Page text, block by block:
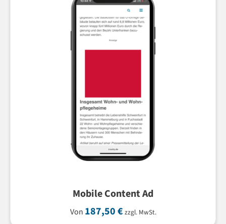
Mobile Content Ad
Von 187,50€ zzgl. MwSt.